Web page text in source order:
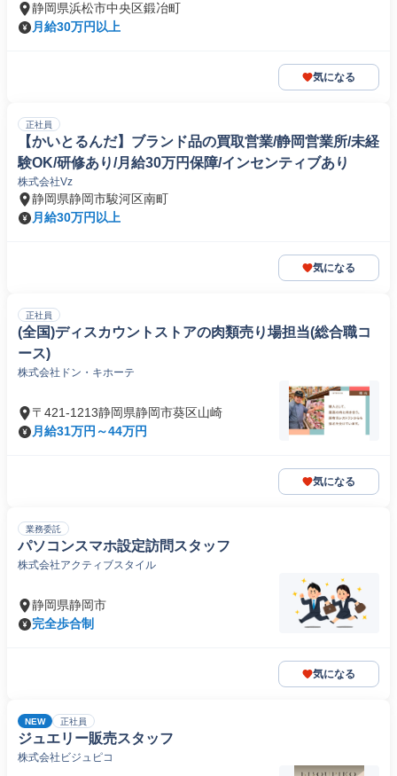
静岡県浜松市中央区鍛冶町
月給30万円以上
気になる
正社員
【かいとるんだ】ブランド品の買取営業/静岡営業所/未経
験OK/研修あり/月給30万円保障/インセンティブあり
株式会社Vz
静岡県静岡市駿河区南町
月給30万円以上
気になる
正社員
(全国)ディスカウントストアの肉類売り場担当(総合職コ
ース)
株式会社ドン・キホーテ
〒421-1213静岡県静岡市葵区山崎
月給31万円～44万円
気になる
業務委託
パソコンスマホ設定訪問スタッフ
株式会社アクティブスタイル
静岡県静岡市
完全歩合制
気になる
NEW 正社員
ジュエリー販売スタッフ
株式会社ビジュピコ